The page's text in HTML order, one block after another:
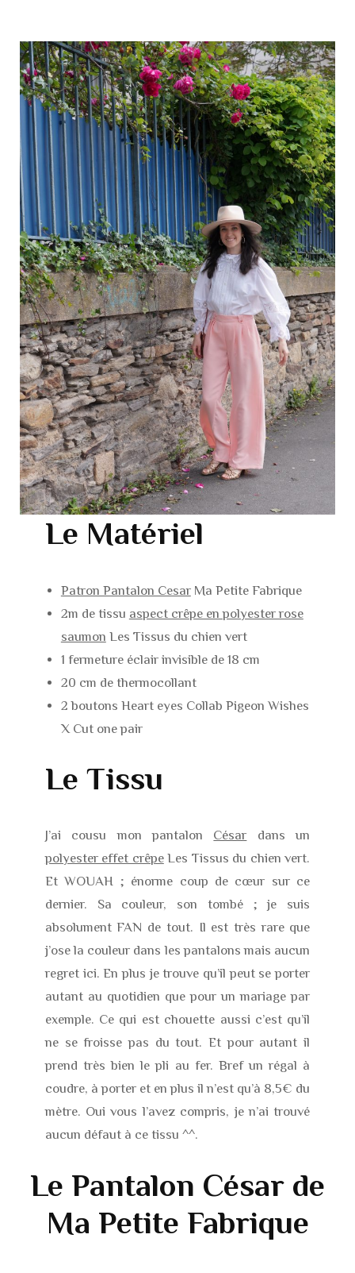
Le Matériel
Patron Pantalon CesarMa Petite Fabrique
2m de tissu aspect crêpe en polyester rose
saumon Les Tissus du chien vert
1 fermeture éclair invisible de 18 cm
20 cm de thermocollant
2 boutons Heart eyes Collab Pigeon Wishes
X Cut one pair
Le Tissu
J’ai cousu mon pantalon César dans un
polyester effet crêpeLes Tissus du chien vert.
Et WOUAH ; énorme coup de cœur sur ce
dernier. Sa couleur, son tombé ; je suis
absolument FAN de tout. Il est très rare que
j’ose la couleur dans les pantalons mais aucun
regret ici. En plus je trouve qu’il peut se porter
autant au quotidien que pour un mariage par
exemple. Ce qui est chouette aussi c’est qu’il
ne se froisse pas du tout. Et pour autant il
prend très bien le pli au fer. Bref un régal à
coudre, à porter et en plus il n’est qu’à 8,5€ du
mètre. Oui vous l’avez compris, je n’ai trouvé
aucun défaut à ce tissu ^^.
Le Pantalon César de
Ma Petite Fabrique